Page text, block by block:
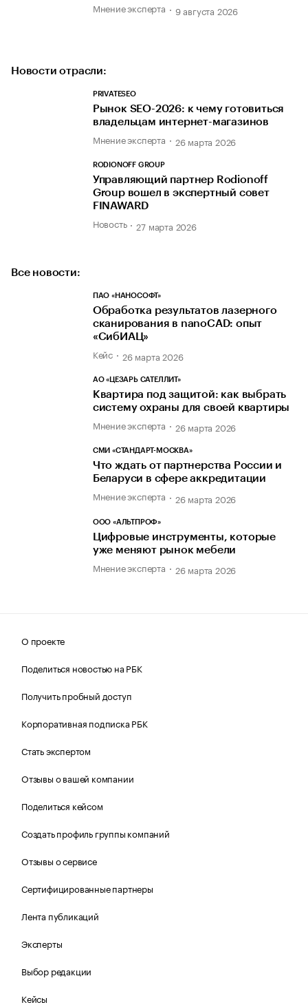
Мнение эксперта 9 августа 2026
Новости отрасли:
PRIVATESEO
Рынок SEO-2026: к чему готовиться
владельцам интернет-магазинов
Мнение эксперта 26 марта 2026
RODIONOFF GROUP
Управляющий партнер Rodionoff
Group вошел в экспертный совет
FINAWARD
Новость 27 марта 2026
Все новости:
ПАО «НАНОСОФТ»
Обработка результатов лазерного
сканирования в nanoCAD: опыт
«СибИАЦ»
Кейс 26 марта 2026
АО «ЦЕЗАРЬ САТЕЛЛИТ»
Квартира под защитой: как выбрать
систему охраны для своей квартиры
Мнение эксперта 26 марта 2026
СМИ «СТАНДАРТ-МОСКВА»
Что ждать от партнерства России и
Беларуси в сфере аккредитации
Мнение эксперта 26 марта 2026
ООО «АЛЬТПРОФ»
Цифровые инструменты, которые
уже меняют рынок мебели
Мнение эксперта 26 марта 2026
О проекте
Поделиться новостью на РБК
Получить пробный доступ
Корпоративная подписка РБК
Стать экспертом
Отзывы о вашей компании
Поделиться кейсом
Создать профиль группы компаний
Отзывы о сервисе
Сертифицированные партнеры
Лента публикаций
Эксперты
Выбор редакции
Кейсы